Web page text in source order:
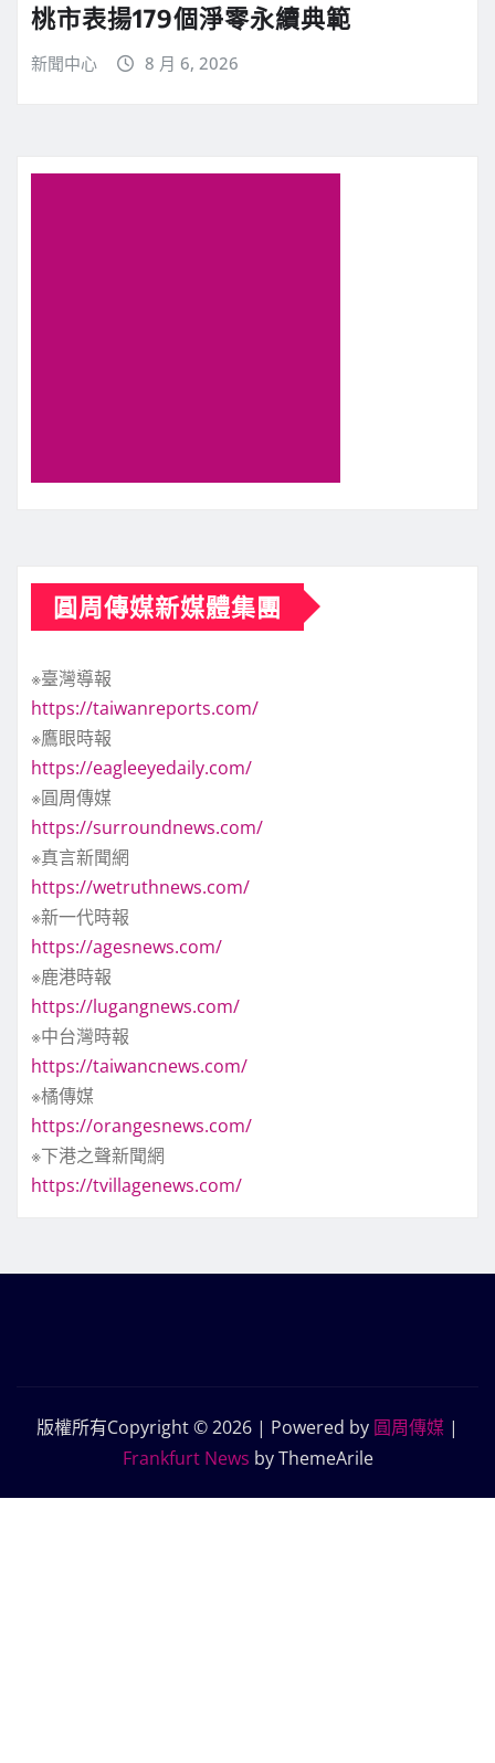
桃市表揚179個淨零永續典範
新聞中心 8 月 6, 2026
圓周傳媒新媒體集團
※臺灣導報
https://taiwanreports.com/
※鷹眼時報
https://eagleeyedaily.com/
※圓周傳媒
https://surroundnews.com/
※真言新聞網
https://wetruthnews.com/
※新一代時報
https://agesnews.com/
※鹿港時報
https://lugangnews.com/
※中台灣時報
https://taiwancnews.com/
※橘傳媒
https://orangesnews.com/
※下港之聲新聞網
https://tvillagenews.com/
版權所有Copyright © 2026 | Powered by 圓周傳媒 |
Frankfurt News by ThemeArile